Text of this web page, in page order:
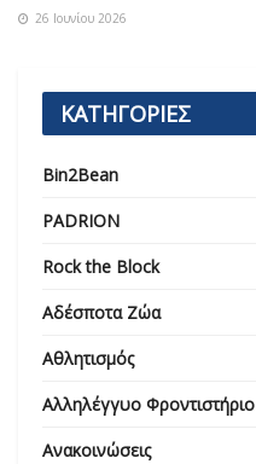
26 Ιουνίου 2026
ΚΑΤΗΓΟΡΙΕΣ
Bin2Bean
PADRION
Rock the Block
Αδέσποτα Ζώα
Αθλητισμός
Αλληλέγγυο Φροντιστήριο
Ανακοινώσεις